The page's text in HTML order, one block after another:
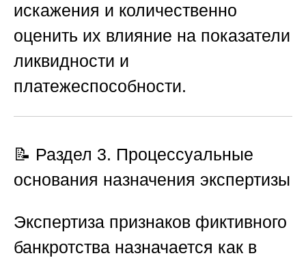
искажения и количественно
оценить их влияние на показатели
ликвидности и
платежеспособности.
📝 Раздел 3. Процессуальные
основания назначения экспертизы
Экспертиза признаков фиктивного
банкротства назначается как в